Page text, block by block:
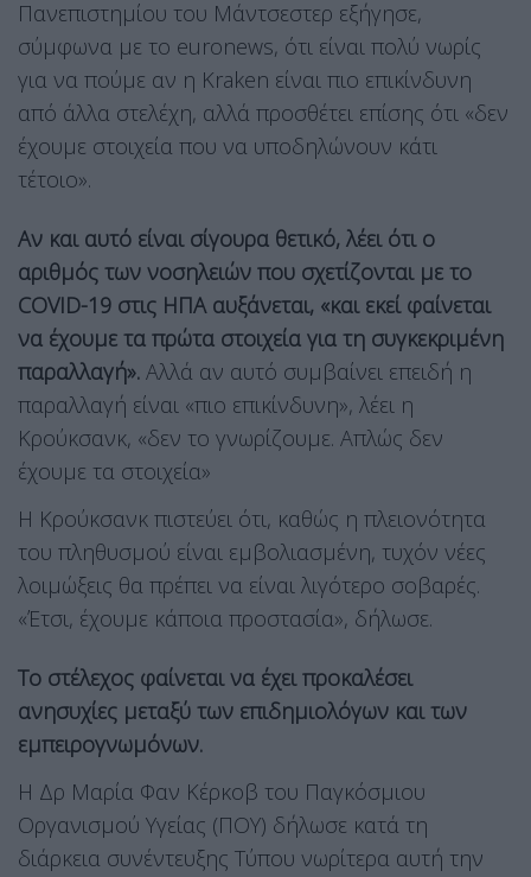
Πανεπιστημίου του Μάντσεστερ εξήγησε,
σύμφωνα με το euronews, ότι είναι πολύ νωρίς
για να πούμε αν η Kraken είναι πιο επικίνδυνη
από άλλα στελέχη, αλλά προσθέτει επίσης ότι «δεν
έχουμε στοιχεία που να υποδηλώνουν κάτι
τέτοιο».
Αν και αυτό είναι σίγουρα θετικό, λέει ότι ο
αριθμός των νοσηλειών που σχετίζονται με το
COVID-19 στις ΗΠΑ αυξάνεται, «και εκεί φαίνεται
να έχουμε τα πρώτα στοιχεία για τη συγκεκριμένη
παραλλαγή». Αλλά αν αυτό συμβαίνει επειδή η
παραλλαγή είναι «πιο επικίνδυνη», λέει η
Κρούκσανκ, «δεν το γνωρίζουμε. Απλώς δεν
έχουμε τα στοιχεία»
Η Κρούκσανκ πιστεύει ότι, καθώς η πλειονότητα
του πληθυσμού είναι εμβολιασμένη, τυχόν νέες
λοιμώξεις θα πρέπει να είναι λιγότερο σοβαρές.
«Έτσι, έχουμε κάποια προστασία», δήλωσε.
Το στέλεχος φαίνεται να έχει προκαλέσει
ανησυχίες μεταξύ των επιδημιολόγων και των
εμπειρογνωμόνων.
Η Δρ Μαρία Φαν Κέρκοβ του Παγκόσμιου
Οργανισμού Υγείας (ΠΟΥ) δήλωσε κατά τη
διάρκεια συνέντευξης Τύπου νωρίτερα αυτή την